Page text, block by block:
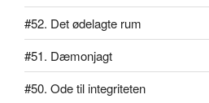
#52. Det ødelagte rum
#51. Dæmonjagt
#50. Ode til integriteten